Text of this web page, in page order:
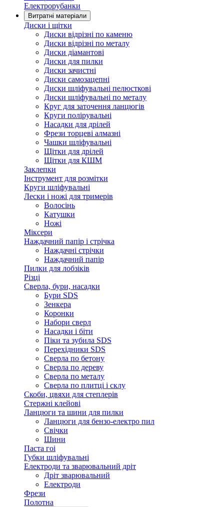
Електрорубанки
Витратні матеріали
Диски і щітки
Диски відрізні по каменю
Диски відрізні по металу
Диски діамантові
Диски для пилки
Диски зачистні
Диски самозацепні
Диски шліфувальні пелюсткові
Диски шліфувальні по металу
Круг для заточення ланцюгів
Круги полірувальні
Насадки для дрілей
Фрези торцеві алмазні
Чашки шліфувальні
Щітки для дрілей
Щітки для КШМ
Заклепки
Інструмент для розмітки
Круги шліфувальні
Лески і ножі для тримерів
Волосінь
Катушки
Ножі
Міксери
Наждачний папір і стрічка
Наждачні стрічки
Наждачний папір
Пилки для лобзіків
Різці
Сверла, бури, насадки
Бури SDS
Зенкера
Коронки
Набори сверл
Насадки і біти
Піки та зубила SDS
Перехідники SDS
Сверла по бетону
Сверла по дереву
Сверла по металу
Сверла по плитці і склу
Скоби, цвяхи для степлерів
Стержні клейові
Ланцюги та шини для пилки
Ланцюги для бензо-електро пил
Свічки
Шини
Паста гоі
Губки шліфувальні
Електроди та зварювальний дріт
Дріт зварювальний
Електроди
Фрези
Полотна